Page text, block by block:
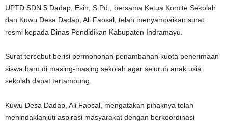
UPTD SDN 5 Dadap, Esih, S.Pd., bersama Ketua Komite Sekolah
dan Kuwu Desa Dadap, Ali Faosal, telah menyampaikan surat
resmi kepada Dinas Pendidikan Kabupaten Indramayu.
Surat tersebut berisi permohonan penambahan kuota penerimaan
siswa baru di masing-masing sekolah agar seluruh anak usia
sekolah dapat tertampung.
Kuwu Desa Dadap, Ali Faosal, mengatakan pihaknya telah
menindaklanjuti aspirasi masyarakat dengan berkoordinasi